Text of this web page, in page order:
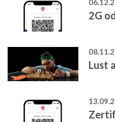
2G
Lust